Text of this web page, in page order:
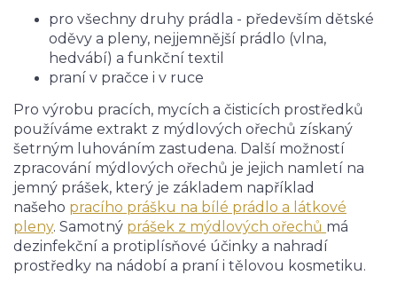
pro všechny druhy prádla - především dětské
oděvy a pleny, nejjemnější prádlo (vlna,
hedvábí) a funkční textil
praní v pračce i v ruce
Pro výrobu pracích, mycích a čisticích prostředků
používáme extrakt z mýdlových ořechů získaný
šetrným luhováním zastudena. Další možností
zpracování mýdlových ořechů je jejich namletí na
jemný prášek, který je základem například
našeho pracího prášku na bílé prádlo a látkové
pleny. Samotný prášek z mýdlových ořechů má
dezinfekční a protiplísňové účinky a nahradí
prostředky na nádobí a praní i tělovou kosmetiku.